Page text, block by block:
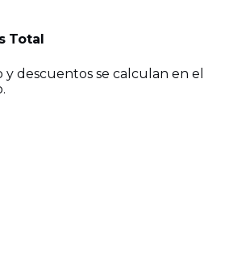
Total
y descuentos se calculan en el